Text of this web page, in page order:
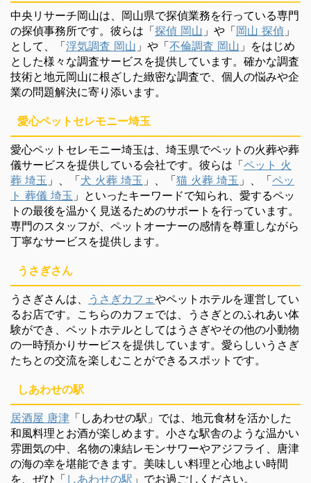
中央リサーチ岡山は、岡山県で探偵業務を行っている専門
の探偵事務所です。彼らは「探偵 岡山 」や「岡山 探偵 」
として、「浮気調査 岡山 」や「不倫調査 岡山 」をはじめ
とした様々な調査サービスを提供しています。確かな調査
技術と地元岡山に根ざした緻密な調査で、個人の悩みや企
業の問題解決に寄り添います。
愛心ペットセレモニー埼玉
愛心ペットセレモニー埼玉は、埼玉県でペットの火葬や葬
儀サービスを提供している会社です。彼らは「ペット 火
葬 埼玉 」、「犬 火葬 埼玉 」、「猫 火葬 埼玉 」、「ペッ
ト 葬儀 埼玉 」といったキーワードで知られ、愛するペッ
トの最後を温かく見送るためのサポートを行っています。
専門のスタッフが、ペットオーナーの感情を尊重しながら
丁寧なサービスを提供します。
うさぎさん
うさぎさんは、 うさぎカフェやペットホテルを運営してい
るお店です。こちらのカフェでは、うさぎとのふれあい体
験ができ、ペットホテルとしてはうさぎやその他の小動物
の一時預かりサービスを提供しています。愛らしいうさぎ
たちとの交流を楽しむことができるスポットです。
しあわせの駅
居酒屋 唐津 「しあわせの駅」では、地元食材を活かした
和風料理とお酒が楽しめます。小さな駅舎のような温かい
雰囲気の中、名物の凍結レモンサワーやアジフライ、唐津
の海の幸を堪能できます。美味しい料理と心地よい時間
を、ぜひ「 しあわせの駅 」でお過ごしください。